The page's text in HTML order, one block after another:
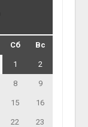
Сб Вс
1 2
8 9
15 16
22 23